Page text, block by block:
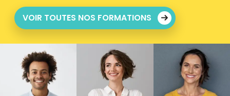
VOIR TOUTES NOS FORMATIONS